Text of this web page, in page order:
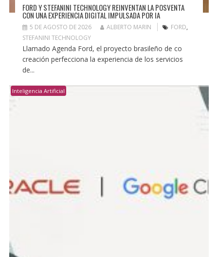
FORD Y STEFANINI TECHNOLOGY REINVENTAN LA POSVENTA
CON UNA EXPERIENCIA DIGITAL IMPULSADA POR IA
5 DE AGOSTO DE 2026 ALBERTO MARIN FORD,
STEFANINI TECHNOLOGY
Llamado Agenda Ford, el proyecto brasileño de co
creación perfecciona la experiencia de los servicios
de...
Inteligencia Artificial